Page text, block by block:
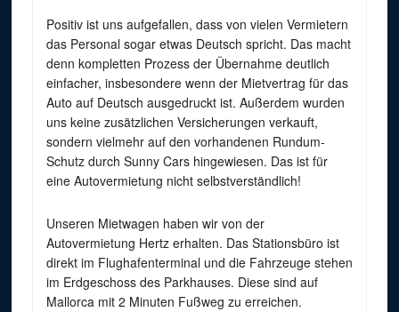
Positiv ist uns aufgefallen, dass von vielen Vermietern
das Personal sogar etwas Deutsch spricht. Das macht
denn kompletten Prozess der Übernahme deutlich
einfacher, insbesondere wenn der Mietvertrag für das
Auto auf Deutsch ausgedruckt ist. Außerdem wurden
uns keine zusätzlichen Versicherungen verkauft,
sondern vielmehr auf den vorhandenen Rundum-
Schutz durch Sunny Cars hingewiesen. Das ist für
eine Autovermietung nicht selbstverständlich!
Unseren Mietwagen haben wir von der
Autovermietung Hertz erhalten. Das Stationsbüro ist
direkt im Flughafenterminal und die Fahrzeuge stehen
im Erdgeschoss des Parkhauses. Diese sind auf
Mallorca mit 2 Minuten Fußweg zu erreichen.